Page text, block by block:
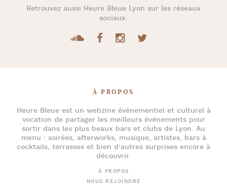
Retrouvez aussi Heure Bleue Lyon sur les réseaux
sociaux.
À PROPOS
Heure Bleueest un webzine événementiel et culturel à
vocation de partager les meilleurs événements pour
sortir dans les plus beaux bars et clubs de Lyon. Au
menu : soirées, afterworks, musique, artistes, bars à
cocktails, terrasses et bien d’autres surprises encore à
découvrir.
À PROPOS
NOUS REJOINDRE